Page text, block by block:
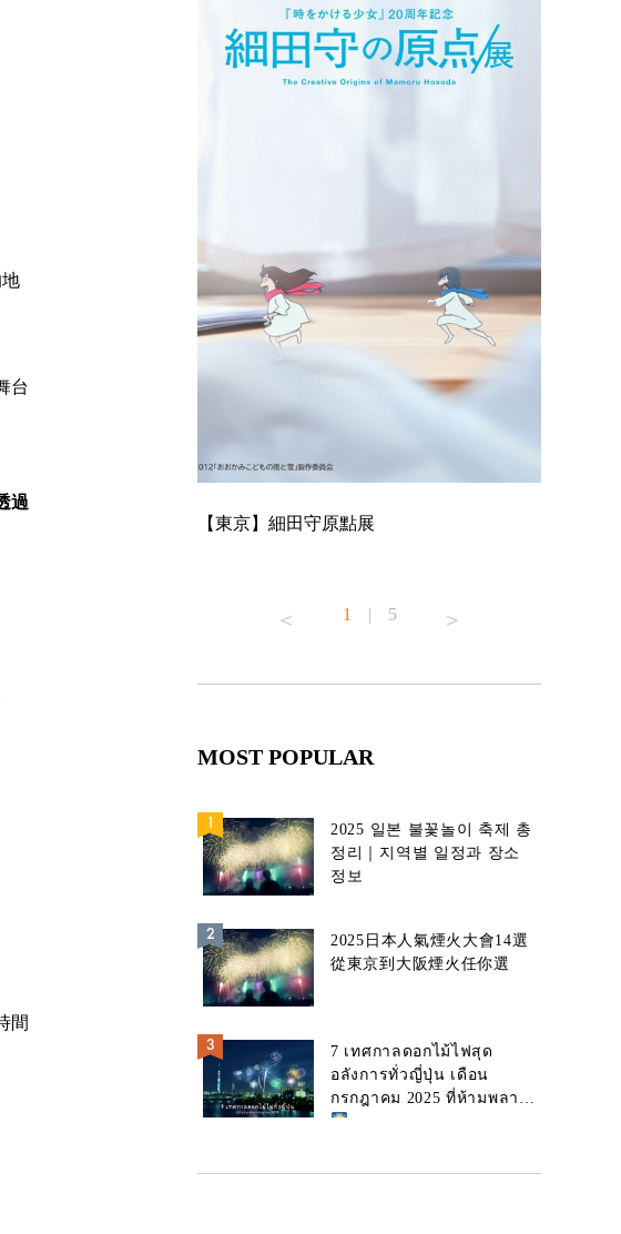
台
過
間
【東京】細田守原點展
1 | 5
MOST POPULAR
2025 일본 불꽃놀이 축제 총
정리｜지역별 일정과 장소
정보
2025日本人氣煙火大會14選
從東京到大阪煙火任你選
7 เทศกาลดอกไม้ไฟสุด
อลังการทั่วญี่ปุ่น เดือน
กรกฎาคม 2025 ที่ห้ามพลาด!